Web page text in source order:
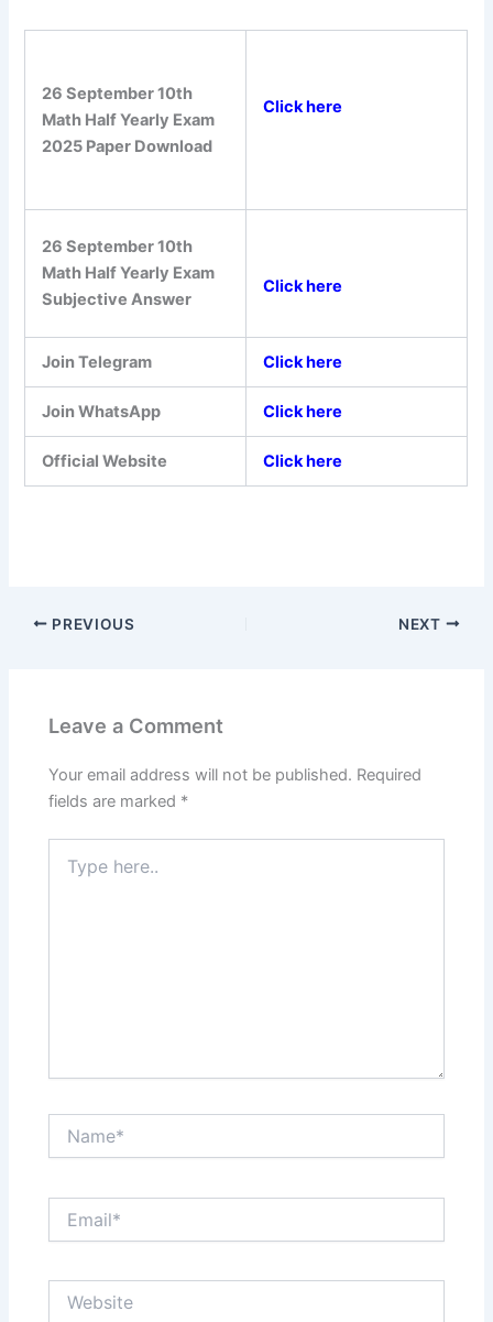
26 September 10th
Math Half Yearly Exam
2025 Paper Download
Click here
26 September 10th
Math Half Yearly Exam
Subjective Answer
Click here
Join Telegram Click here
Join WhatsApp Click here
Official Website Click here
PREVIOUS NEXT
Leave a Comment
Your email address will not be published. Required
fields are marked *
here..